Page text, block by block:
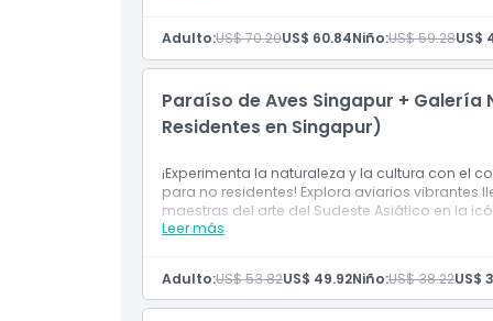
Entrada a Madame Tussauds Singapur,
experiencias 4D
Válido solo para no residentes en Singapur
Adulto:US$ 70.20US$ 60.84Niño:US$ 59.28US$
Paraíso de Aves Singapur +
Residentes en Singapur)
¡Experimenta la naturaleza y la cultura con el
para no residentes! Explora aviarios vibrantes
maestras del arte del Sudeste Asiático en la
Leer más
Incluye
Entrada a la Galería Nacional de Singapur,
Combo válido solo para no residentes de
Adulto:US$ 53.82US$ 49.92Niño:US$ 38.22US$